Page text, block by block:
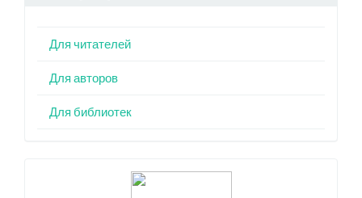
Для читателей
Для авторов
Для библиотек
Индексация